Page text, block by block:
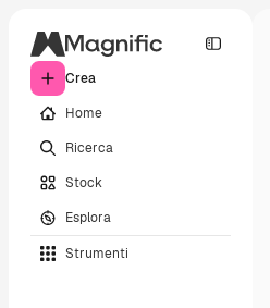
Crea
Home
Ricerca
Stock
Esplora
Strumenti